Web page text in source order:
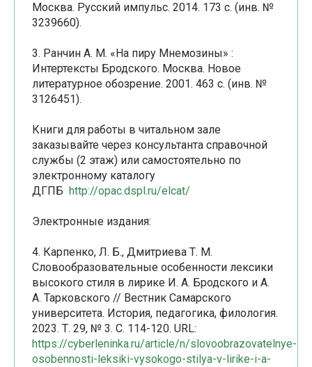
Москва. Русский импульс. 2014. 173 с. (инв. №
3239660).
3. Ранчин А. М. «На пиру Мнемозины» :
Интертексты Бродского. Москва. Новое
литературное обозрение. 2001. 463 с. (инв. №
3126451).
Книги для работы в читальном зале
заказывайте через консультанта справочной
службы (2 этаж) или самостоятельно по
электронному каталогу
ДГПБ http://opac.dspl.ru/elcat/
Электронные издания:
4. Карпенко, Л. Б., Дмитриева Т. М.
Словообразовательные особенности лексики
высокого стиля в лирике И. А. Бродского и А.
А. Тарковского // Вестник Самарского
университета. История, педагогика, филология.
2023. Т. 29, № 3. С. 114-120. URL:
https://cyberleninka.ru/article/n/slovoobrazovatelnye-
osobennosti-leksiki-vysokogo-stilya-v-lirike-i-a-